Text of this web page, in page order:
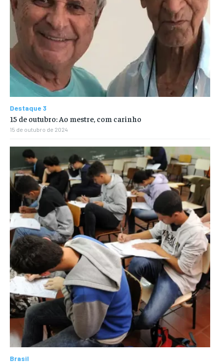
Destaque 3
15 de outubro: Ao mestre, com carinho
15 de outubro de 2024
Brasil